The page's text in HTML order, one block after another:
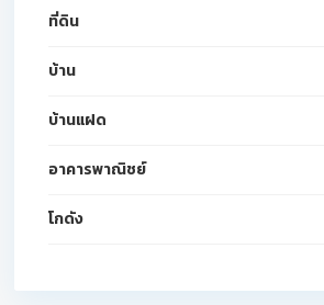
ที่ดิน
บ้าน
บ้านแฝด
อาคารพาณิชย์
โกดัง